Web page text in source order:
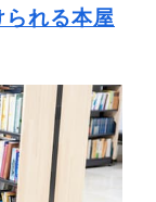
れる本屋